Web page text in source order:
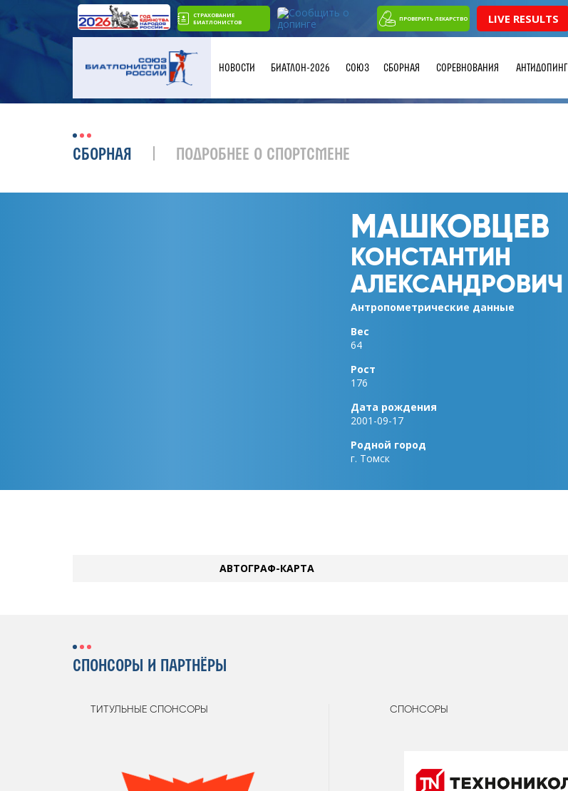
СТРАХОВАНИЕ
БИАТЛОНИСТОВ
ПРОВЕРИТЬ ЛЕКАРСТВО LIVE RESULTS
НОВОСТИ БИАТЛОН-2026 СОЮЗ СБОРНАЯ СОРЕВНОВАНИЯ АНТИДОПИНГ
СБОРНАЯ ПОДРОБНЕЕ О СПОРТСМЕНЕ
МАШКОВЦЕВ
КОНСТАНТИН
АЛЕКСАНДРОВИЧ
Антропометрические данные
Вес
64
Рост
176
Дата рождения
2001-09-17
Родной город
г. Томск
АВТОГРАФ-КАРТА
СПОНСОРЫ И ПАРТНЁРЫ
ТИТУЛЬНЫЕ СПОНСОРЫ СПОНСОРЫ